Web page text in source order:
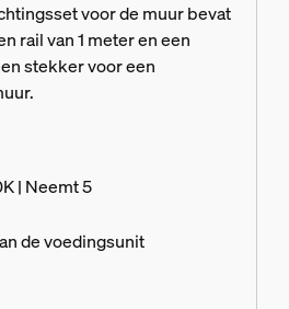
voor de muur bevat
rail van 1 meter en een
stekker voor een
| Neemt 5
de voedingsunit